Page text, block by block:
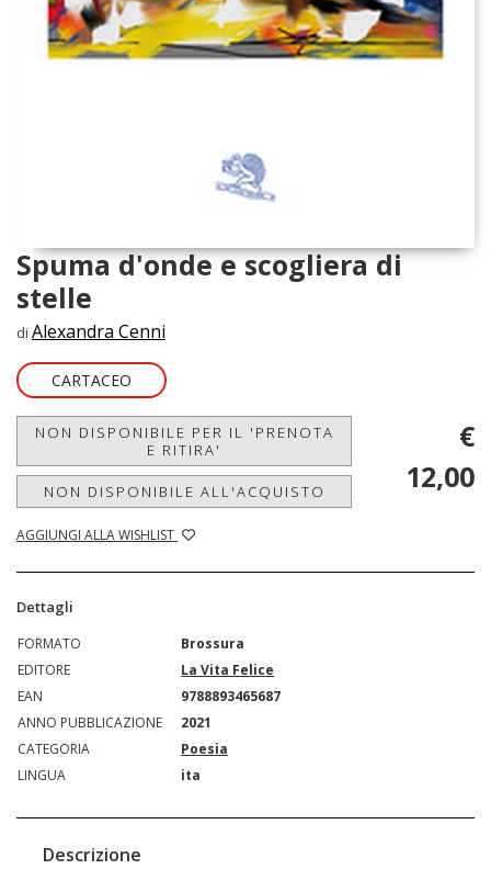
Spuma d'onde e scogliera di
stelle
di Alexandra Cenni
CARTACEO
NON DISPONIBILE PER IL 'PRENOTA
E RITIRA'
NON DISPONIBILE ALL'ACQUISTO
AGGIUNGI ALLA WISHLIST
€
12,00
Dettagli
FORMATO
Brossura
EDITORE
La Vita Felice
EAN
9788893465687
ANNO PUBBLICAZIONE
2021
CATEGORIA
Poesia
LINGUA
ita
Descrizione